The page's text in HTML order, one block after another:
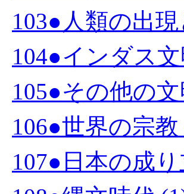
103●人類の出
104●インダス
105●その他の
106●世界の宗教
107●日本の成